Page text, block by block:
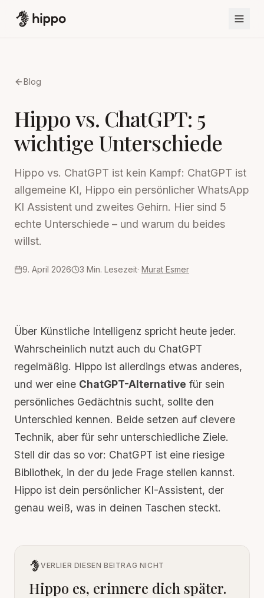
Blog
Hippo vs. ChatGPT: 5
wichtige Unterschiede
Hippo vs. ChatGPT ist kein Kampf: ChatGPT ist
allgemeine KI, Hippo ein persönlicher WhatsApp
KI Assistent und zweites Gehirn. Hier sind 5
echte Unterschiede – und warum du beides
willst.
9. April 2026 3 Min. Lesezeit· Murat Esmer
Über Künstliche Intelligenz spricht heute jeder.
Wahrscheinlich nutzt auch du ChatGPT
regelmäßig. Hippo ist allerdings etwas anderes,
und wer eine ChatGPT-Alternative für sein
persönliches Gedächtnis sucht, sollte den
Unterschied kennen. Beide setzen auf clevere
Technik, aber für sehr unterschiedliche Ziele.
Stell dir das so vor: ChatGPT ist eine riesige
Bibliothek, in der du jede Frage stellen kannst.
Hippo ist dein persönlicher KI-Assistent, der
genau weiß, was in deinen Taschen steckt.
VERLIER DIESEN BEITRAG NICHT
Hippo es, erinnere dich später.